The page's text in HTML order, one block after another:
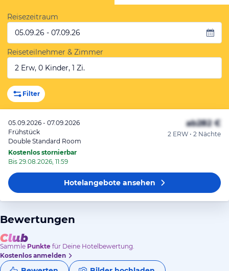
Reisezeitraum
05.09.26 - 07.09.26
Reiseteilnehmer & Zimmer
2 Erw, 0 Kinder, 1 Zi.
Filter
05.09.2026 - 07.09.2026
Frühstück
Double Standard Room
Kostenlos stornierbar
Bis 29.08.2026, 11:59
ab282 €
2 ERW • 2 Nächte
Hotelangeboteansehen
Bewertungen
Sammle Punkte für Deine Hotelbewertung.
Kostenlos anmelden